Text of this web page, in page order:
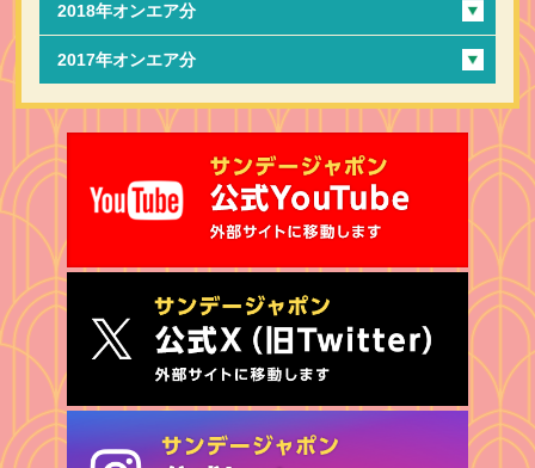
2018年オンエア分
2017年オンエア分